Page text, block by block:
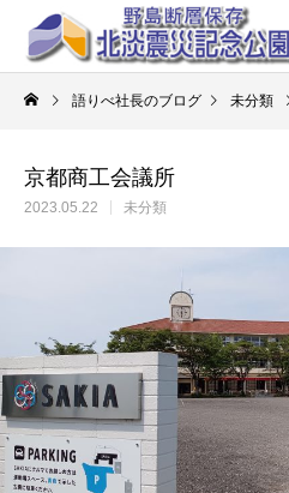
語りべ社長のブログ 未分類
京都商工会議所
2023.05.22 未分類